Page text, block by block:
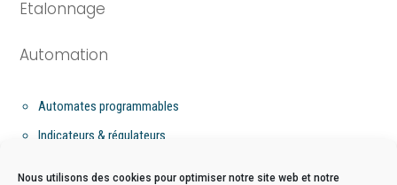
Nous utilisons des cookies pour optimiser notre site web et notre
Etalonnage
Automation
Automates programmables
Indicateurs & régulateurs